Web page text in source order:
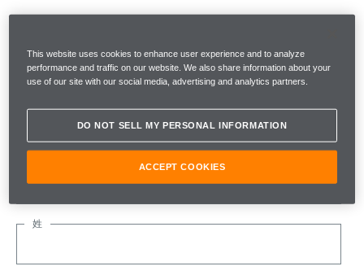
つかの情報をご提供ください。
なお、すべてのフォームフィールドは必須です。
あなたについて
姓
This website uses cookies to enhance user experience and to analyze
performance and traffic on our website. We also share information about your
use of our site with our social media, advertising and analytics partners.
DO NOT SELL MY PERSONAL INFORMATION
ACCEPT COOKIES